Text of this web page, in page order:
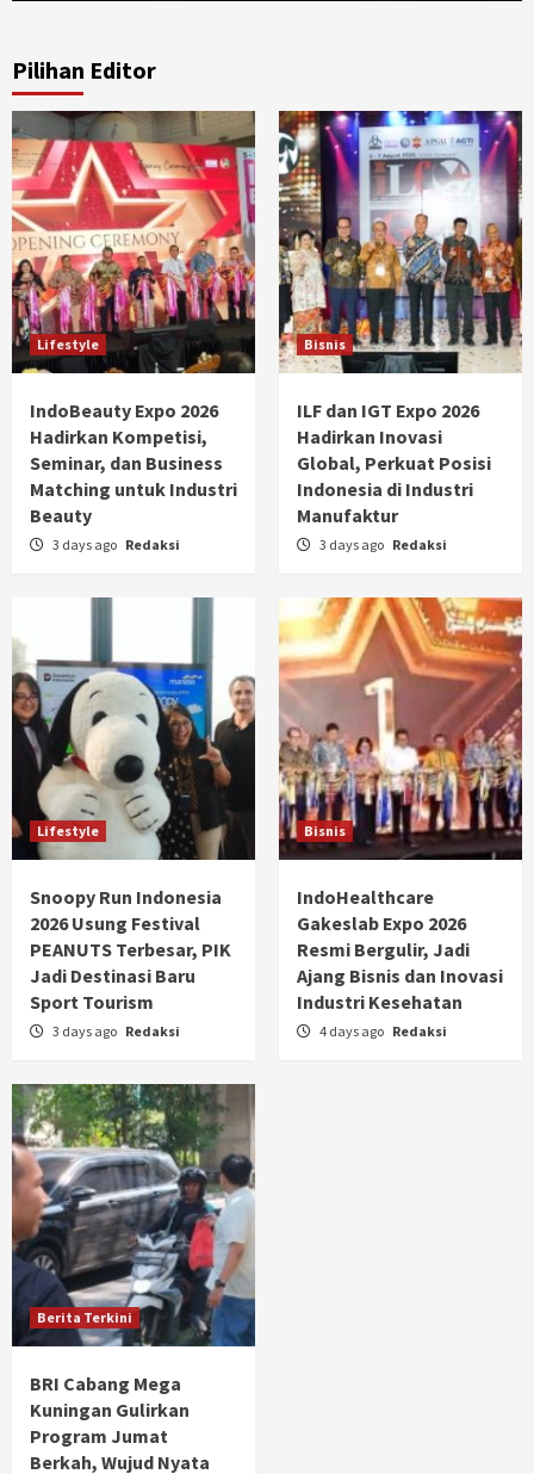
Pilihan Editor
Lifestyle
IndoBeauty Expo 2026
Hadirkan Kompetisi,
Seminar, dan Business
Matching untuk Industri
Beauty
3 days ago Redaksi
Bisnis
ILF dan IGT Expo 2026
Hadirkan Inovasi
Global, Perkuat Posisi
Indonesia di Industri
Manufaktur
3 days ago Redaksi
Lifestyle
Snoopy Run Indonesia
2026 Usung Festival
PEANUTS Terbesar, PIK
Jadi Destinasi Baru
Sport Tourism
3 days ago Redaksi
Bisnis
IndoHealthcare
Gakeslab Expo 2026
Resmi Bergulir, Jadi
Ajang Bisnis dan Inovasi
Industri Kesehatan
4 days ago Redaksi
Berita Terkini
BRI Cabang Mega
Kuningan Gulirkan
Program Jumat
Berkah, Wujud Nyata